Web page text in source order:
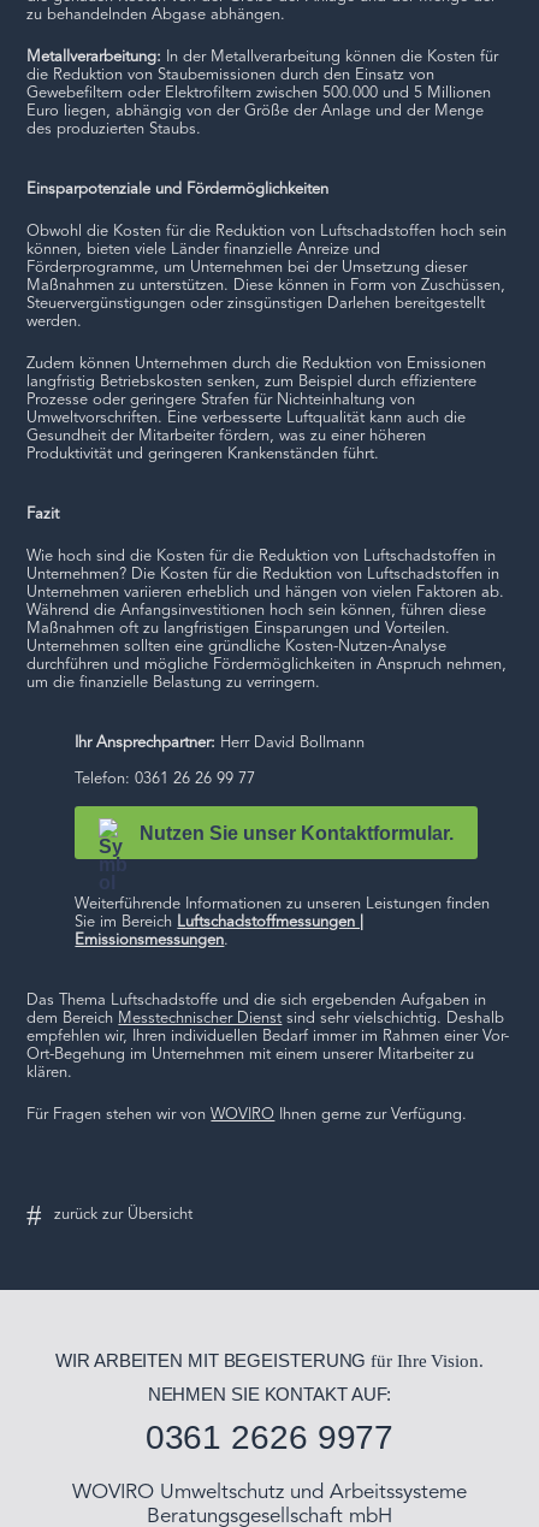
zu behandelnden Abgase abhängen.
Metallverarbeitung:
In der Metallverarbeitung können die Kosten für
die Reduktion von Staubemissionen durch den Einsatz von
Gewebefiltern oder Elektrofiltern zwischen 500.000 und 5 Millionen
Euro liegen, abhängig von der Größe der Anlage und der Menge
des produzierten Staubs.
Einsparpotenziale und Fördermöglichkeiten
Obwohl die Kosten für die Reduktion von Luftschadstoffen hoch sein
können, bieten viele Länder finanzielle Anreize und
Förderprogramme, um Unternehmen bei der Umsetzung dieser
Maßnahmen zu unterstützen. Diese können in Form von Zuschüssen,
Steuervergünstigungen oder zinsgünstigen Darlehen bereitgestellt
werden.
Zudem können Unternehmen durch die Reduktion von Emissionen
langfristig Betriebskosten senken, zum Beispiel durch effizientere
Prozesse oder geringere Strafen für Nichteinhaltung von
Umweltvorschriften. Eine verbesserte Luftqualität kann auch die
Gesundheit der Mitarbeiter fördern, was zu einer höheren
Produktivität und geringeren Krankenständen führt.
Fazit
Wie hoch sind die Kosten für die Reduktion von Luftschadstoffen in
Unternehmen? Die Kosten für die Reduktion von Luftschadstoffen in
Unternehmen variieren erheblich und hängen von vielen Faktoren ab.
Während die Anfangsinvestitionen hoch sein können, führen diese
Maßnahmen oft zu langfristigen Einsparungen und Vorteilen.
Unternehmen sollten eine gründliche Kosten-Nutzen-Analyse
durchführen und mögliche Fördermöglichkeiten in Anspruch nehmen,
um die finanzielle Belastung zu verringern.
Ihr Ansprechpartner: Herr David Bollmann
Telefon: 0361 26 26 99 77
Nutzen Sie unser Kontaktformular.
Weiterführende Informationen zu unseren Leistungen finden
Sie im Bereich Luftschadstoffmessungen |
Emissionsmessungen.
Das Thema Luftschadstoffe und die sich ergebenden Aufgaben in
dem Bereich Messtechnischer Dienst sind sehr vielschichtig. Deshalb
empfehlen wir, Ihren individuellen Bedarf immer im Rahmen einer Vor-
Ort-Begehung im Unternehmen mit einem unserer Mitarbeiter zu
klären.
Für Fragen stehen wir vonWOVIRO Ihnen gerne zur Verfügung.
WIR ARBEITEN MIT BEGEISTERUNGfür Ihre Vision.
NEHMEN SIE KONTAKT AUF:
0361 2626 9977
WOVIRO Umweltschutz und Arbeitssysteme
Beratungsgesellschaft mbH